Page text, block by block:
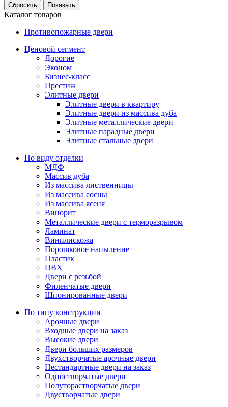
Каталог товаров
Противопожарные двери
Ценовой сегмент
Дорогие
Эконом
Бизнес-класс
Престиж
Элитные двери
Элитные двери в квартиру
Элитные двери из массива дуба
Элитные металлические двери
Элитные парадные двери
Элитные стальные двери
По виду отделки
МДФ
Массив дуба
Из массива лиственницы
Из массива сосны
Из массива ясеня
Винорит
Металлические двери с терморазрывом
Ламинат
Винилискожа
Порошковое напыление
Пластик
ПВХ
Двери с резьбой
Филенчатые двери
Шпонированные двери
По типу конструкции
Арочные двери
Входные двери на заказ
Высокие двери
Двери больших размеров
Двухстворчатые арочные двери
Нестандартные двери на заказ
Одностворчатые двери
Полуторастворчатые двери
Двустворчатые двери